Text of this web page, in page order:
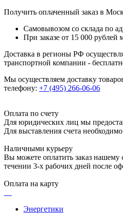
Получить оплаченный заказ в
Самовывозом со склада по
При заказе от 15 000
Доставка в регионы РФ
транспортной компании -
Мы осуществляем доставку
телефону: +7 (495) 266-06-06
Оплата по счету
Для юридических лиц мы
Для выставления счета
Наличными курьеру
Вы можете оплатить заказ нашему
течении 3-х рабочих дней после
Оплата на карту
Энергетики